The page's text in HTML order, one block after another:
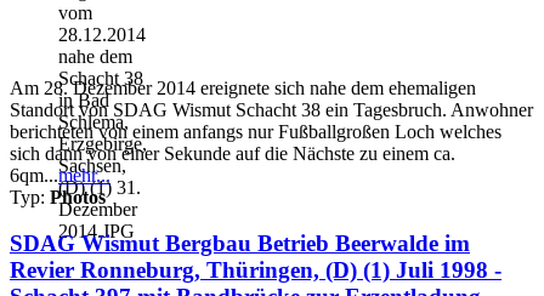
Am 28. Dezember 2014 ereignete sich nahe dem ehemaligen
Standort von SDAG Wismut Schacht 38 ein Tagesbruch. Anwohner
berichteten von einem anfangs nur Fußballgroßen Loch welches
sich dann von einer Sekunde auf die Nächste zu einem ca.
6qm...mehr...
Typ: Photos
SDAG Wismut Bergbau Betrieb Beerwalde im
Revier Ronneburg, Thüringen, (D) (1) Juli 1998 -